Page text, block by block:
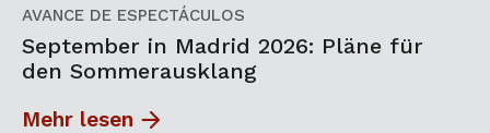
AVANCE DE ESPECTÁCULOS
September in Madrid 2026: Pläne für
den Sommerausklang
Mehr lesen